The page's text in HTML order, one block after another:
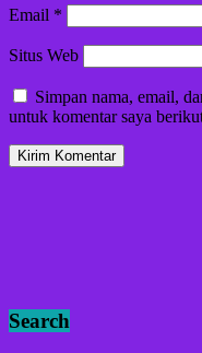
Email *
Situs Web
Simpan nama, email,
untuk komentar saya
Search